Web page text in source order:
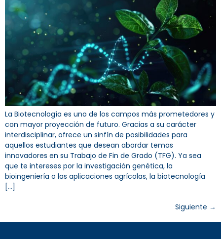
La Biotecnología es uno de los campos más prometedores y
con mayor proyección de futuro. Gracias a su carácter
interdisciplinar, ofrece un sinfín de posibilidades para
aquellos estudiantes que desean abordar temas
innovadores en su Trabajo de Fin de Grado (TFG). Ya sea
que te intereses por la investigación genética, la
bioingeniería o las aplicaciones agrícolas, la biotecnología
[…]
Siguiente →